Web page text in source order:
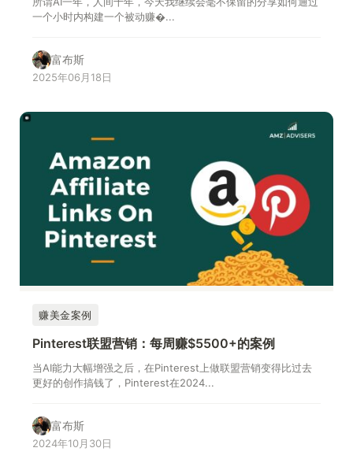
一个小时内构建一个被动赚�...
富布斯
2025年06月18日
赚美金案例
Pinterest联盟营销：每周赚$5500+的案例
当AI能力大幅增强之后，在Pinterest上做联盟营销变得比过去
更好的创作搞钱了，Pinterest在2024...
富布斯
2024年10月30日